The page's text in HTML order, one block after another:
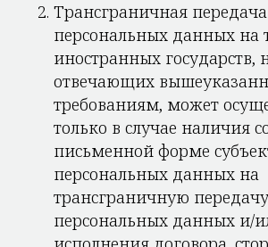
Трансграничная передача
персональных данных на
иностранных государств,
отвечающих
требованиям, может
только в случае наличия
письменной форме
персональных данных на
трансграничную
персональных данных и/